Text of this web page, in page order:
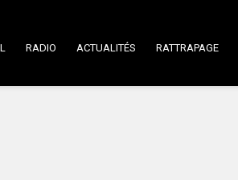
RADIO ACTUALITÉS RATTRAPAGE